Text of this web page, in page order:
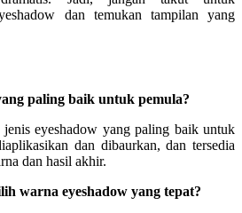
dan temukan tampilan yang
paling baik untuk pemula?
eyeshadow yang paling baik untuk
dan dibaurkan, dan tersedia
dan hasil akhir.
warna eyeshadow yang tepat?